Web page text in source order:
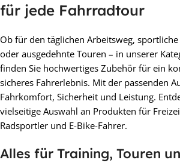
für jede Fahrradtour
Ob für den täglichen Arbeitsweg,
oder ausgedehnte Touren – in unserer
finden Sie hochwertiges Zubehör für ein
sicheres Fahrerlebnis. Mit der passenden
Fahrkomfort, Sicherheit und Leistung.
vielseitige Auswahl an Produkten für
Radsportler und E-Bike-Fahrer.
Alles für Training, Touren